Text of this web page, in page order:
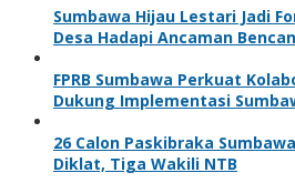
Sumbawa Hijau Lestari Jadi
Desa Hadapi Ancaman
FPRB Sumbawa Perkuat
Dukung Implementasi
26 Calon Paskibraka
Diklat, Tiga Wakili NTB